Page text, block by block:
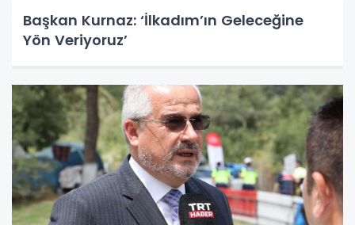
Başkan Kurnaz: ‘İlkadım’ın Geleceğine
Yön Veriyoruz’